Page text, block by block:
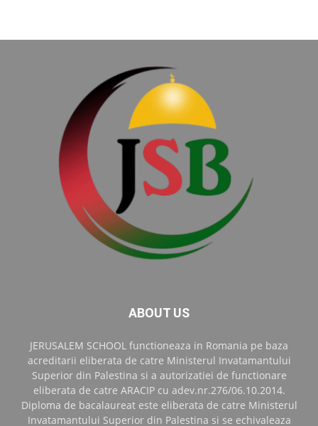
ABOUT US
JERUSALEM SCHOOL functioneaza in Romania pe baza
acreditarii eliberata de catre Ministerul Invatamantului
Superior din Palestina si a autorizatiei de functionare
eliberata de catre ARACIP cu adev.nr.276/06.10.2014.
Diploma de bacalaureat este eliberata de catre Ministerul
Invatamantului Superior din Palestina si se echivaleaza